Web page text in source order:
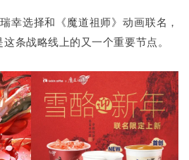
幸选择和《魔道祖师》动画联名，
条战略线上的又一个重要节点。